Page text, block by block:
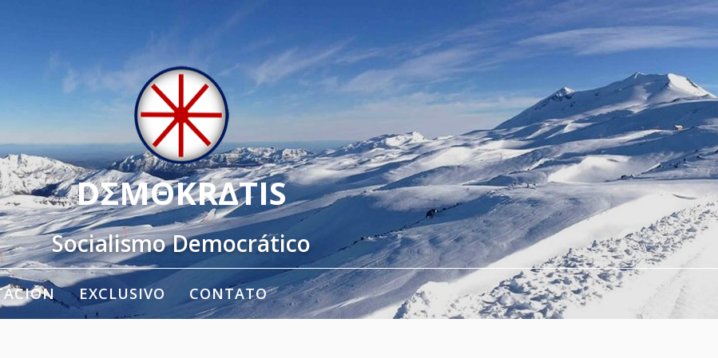
DΣMΘKRΔTIS
Socialismo Democrático
EXCLUSIVO CONTATO